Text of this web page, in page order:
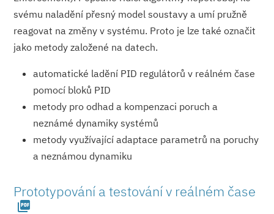
svému naladění přesný model soustavy a umí pružně
reagovat na změny v systému. Proto je lze také označit
jako metody založené na datech.
automatické ladění PID regulátorů v reálném čase
pomocí bloků PID
metody pro odhad a kompenzaci poruch a
neznámé dynamiky systémů
metody využívající adaptace parametrů na poruchy
a neznámou dynamiku
Prototypování a testování v reálném čase
picture_as_pdf